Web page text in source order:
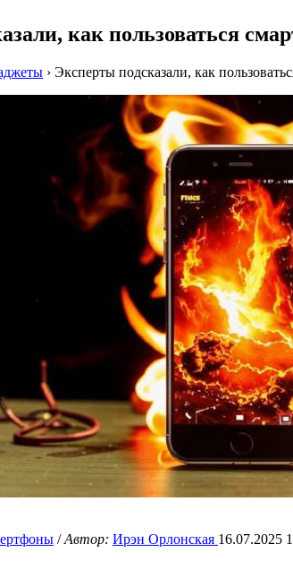
как пользоваться
› Эксперты подсказали, как
/Автор: Ирэн Орлонская 16.07.2025